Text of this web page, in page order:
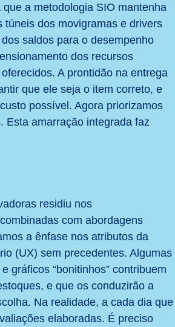
a metodologia SIO mantenha
dos movigramas e drivers
saldos para o desempenho
dos recursos
A prontidão na entrega
que ele seja o item correto, e
possível. Agora priorizamos
Esta amarração integrada faz
residiu nos
com abordagens
a ênfase nos atributos da
(UX) sem precedentes. Algumas
gráficos “bonitinhos” contribuem
e que os conduzirão a
Na realidade, a cada dia que
elaboradas. É preciso